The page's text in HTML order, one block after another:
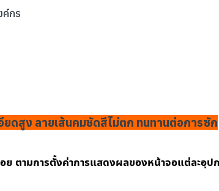
ค์กร
ดสูง ลายเส้นคมชัดสีไม่ตก ทนทานต่อการซัก
ย ตามการตั้งค่าการแสดงผลของหน้าจอแต่ละอุ